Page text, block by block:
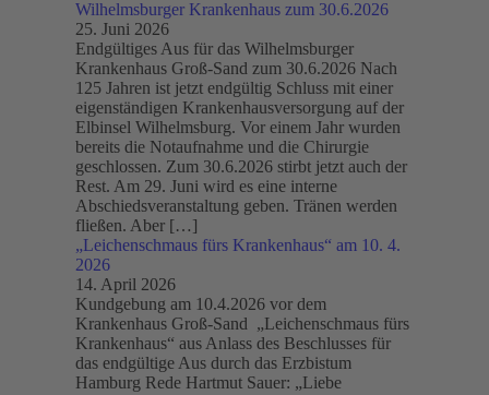
Wilhelmsburger Krankenhaus zum 30.6.2026
25. Juni 2026
Endgültiges Aus für das Wilhelmsburger
Krankenhaus Groß-Sand zum 30.6.2026 Nach
125 Jahren ist jetzt endgültig Schluss mit einer
eigenständigen Krankenhausversorgung auf der
Elbinsel Wilhelmsburg. Vor einem Jahr wurden
bereits die Notaufnahme und die Chirurgie
geschlossen. Zum 30.6.2026 stirbt jetzt auch der
Rest. Am 29. Juni wird es eine interne
Abschiedsveranstaltung geben. Tränen werden
fließen. Aber […]
„Leichenschmaus fürs Krankenhaus“ am 10. 4.
2026
14. April 2026
Kundgebung am 10.4.2026 vor dem
Krankenhaus Groß-Sand „Leichenschmaus fürs
Krankenhaus“ aus Anlass des Beschlusses für
das endgültige Aus durch das Erzbistum
Hamburg Rede Hartmut Sauer: „Liebe